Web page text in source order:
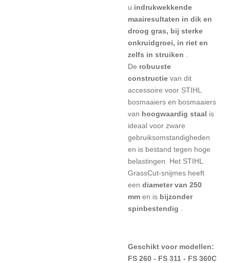
u indrukwekkende
maairesultaten in dik en
droog gras, bij sterke
onkruidgroei, in riet en
zelfs in struiken
De robuuste
constructie van dit
accessoire voor STIHL
bosmaaiers en bosmaaiers
van hoogwaardig staal is
ideaal voor zware
gebruiksomstandigheden
en is bestand tegen hoge
belastingen. Het STIHL
GrassCut-snijmes heeft
een diameter van 250
mm en is bijzonder
spinbestendig
Geschikt voor modellen:
FS 260 - FS 311 - FS 360C